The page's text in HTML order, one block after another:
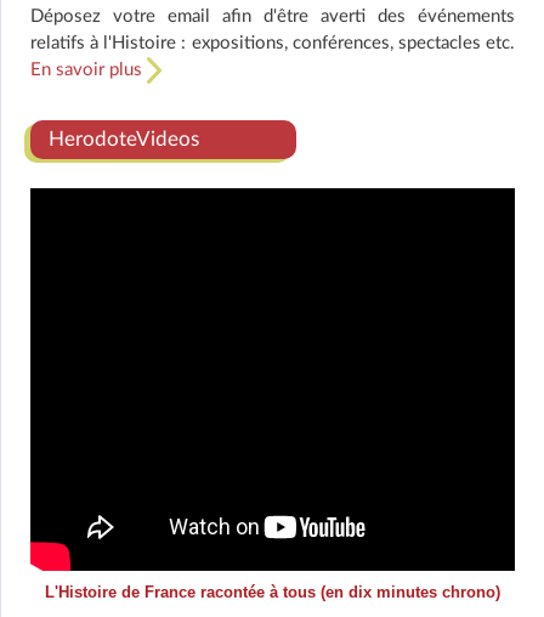
Déposez votre email afin d'être averti des événements
relatifs à l'Histoire : expositions, conférences, spectacles etc.
En savoir plus
HerodoteVideos
L'Histoire de France racontée à tous (en dix minutes chrono)